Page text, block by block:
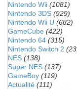
Nintendo Wii (1081)
Nintendo 3DS (929)
Nintendo Wii U (682)
GameCube (422)
Nintendo 64 (315)
Nintendo Switch 2
NES (138)
Super NES (137)
GameBoy (119)
Actualité (111)